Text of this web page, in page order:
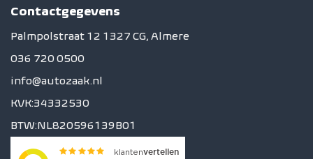
Contactgegevens
Palmpolstraat 12 1327 CG, Almere
036 720 0500
info@autozaak.nl
KVK:34332530
BTW:NL820596139B01